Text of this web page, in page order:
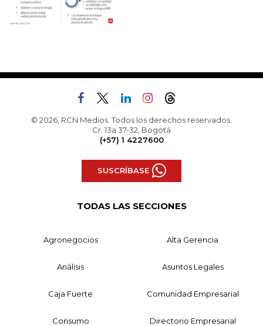
© 2026, RCN Medios. Todos los derechos reservados.
Cr. 13a 37-32, Bogotá
(+57) 1 4227600
SUSCRÍBASE
TODAS LAS SECCIONES
Agronegocios Alta Gerencia
Análisis Asuntos Legales
Caja Fuerte Comunidad Empresarial
Consumo Directorio Empresarial